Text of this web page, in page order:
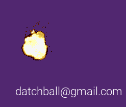
datchball@gmail.com